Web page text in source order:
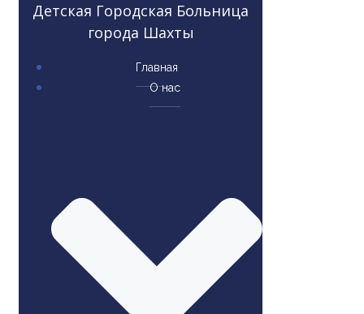
Детская Городская Больница
города Шахты
Главная
О нас